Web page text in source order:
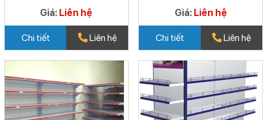
Giá: Liên hệ
Chi tiết Liên hệ
Giá: Liên hệ
Chi tiết Liên hệ